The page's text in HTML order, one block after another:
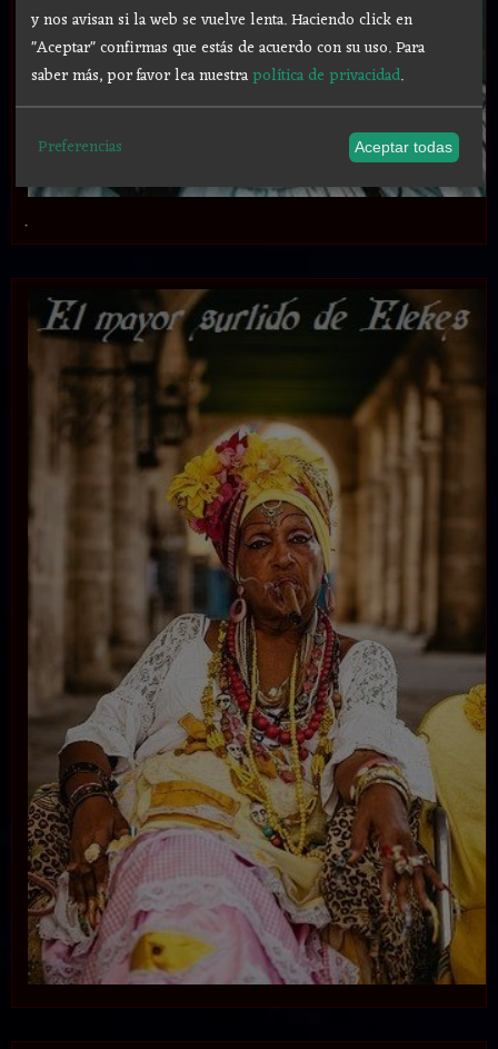
.
y nos avisan si la web se vuelve lenta. Haciendo click en
"Aceptar" confirmas que estás de acuerdo con su uso.Para
saber más, por favor lea nuestrapolítica de privacidad.
Preferencias Aceptar todas